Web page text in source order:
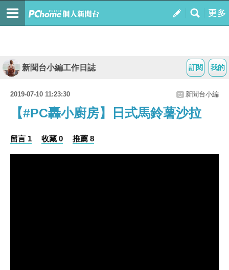
我的
訂閱
新聞台小編工作日誌
2019-07-10 11:23:30 新聞台小編
【#PC轟小廚房】日式馬鈴薯沙拉
留言 1 收藏 0 推薦 8